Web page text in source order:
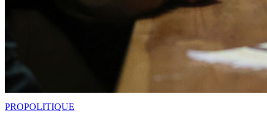
PROPOLITIQUE